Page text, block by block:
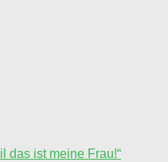
das ist meine Frau!“